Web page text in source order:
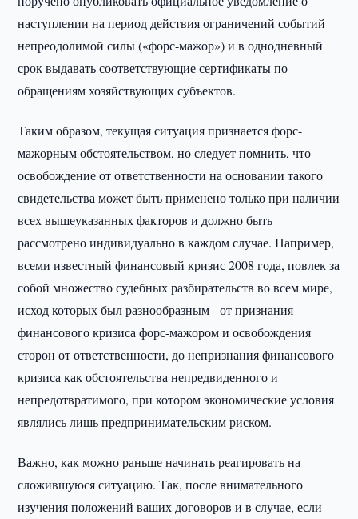
наступлении на период действия ограничений событий
непреодолимой силы («форс-мажор») и в однодневный
срок выдавать соответствующие сертификаты по
обращениям хозяйствующих субъектов.
Таким образом, текущая ситуация признается форс-
мажорным обстоятельством, но следует помнить, что
освобождение от ответственности на основании такого
свидетельства может быть применено только при наличии
всех вышеуказанных факторов и должно быть
рассмотрено индивидуально в каждом случае. Например,
всеми известный финансовый кризис 2008 года, повлек за
собой множество судебных разбирательств во всем мире,
исход которых был разнообразным - от признания
финансового кризиса форс-мажором и освобождения
сторон от ответственности, до непризнания финансового
кризиса как обстоятельства непредвиденного и
непредотвратимого, при котором экономические условия
являлись лишь предпринимательским риском.
Важно, как можно раньше начинать реагировать на
сложившуюся ситуацию. Так, после внимательного
изучения положений ваших договоров и в случае, если